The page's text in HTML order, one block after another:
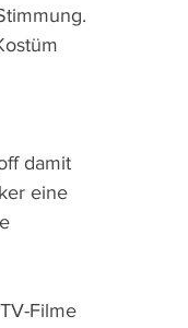
damit
eine
Filme